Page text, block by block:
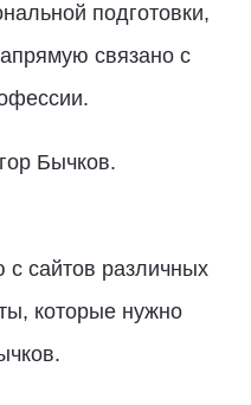
подготовки,
связано с
Бычков.
сайтов различных
которые нужно